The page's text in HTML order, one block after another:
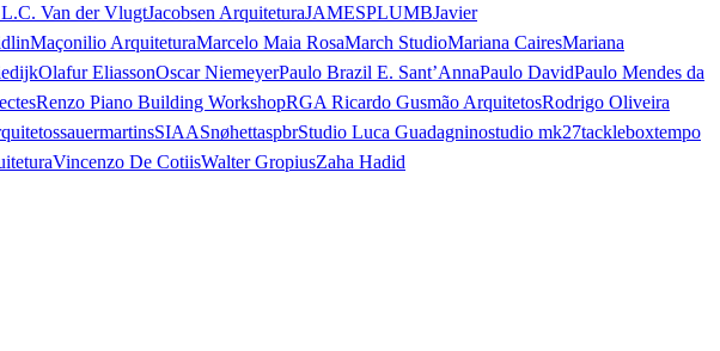
Van der VlugtJacobsen ArquiteturaJAMESPLUMBJavier
Maçonilio ArquiteturaMarcelo Maia RosaMarch StudioMariana CairesMariana
Olafur EliassonOscar NiemeyerPaulo Brazil E. Sant’AnnaPaulo DavidPaulo Mendes da
Renzo Piano Building WorkshopRGA Ricardo Gusmão ArquitetosRodrigo Oliveira
sauermartinsSIAASnøhettaspbrStudio Luca Guadagninostudio mk27tackleboxtempo
Vincenzo De CotiisWalter GropiusZaha Hadid